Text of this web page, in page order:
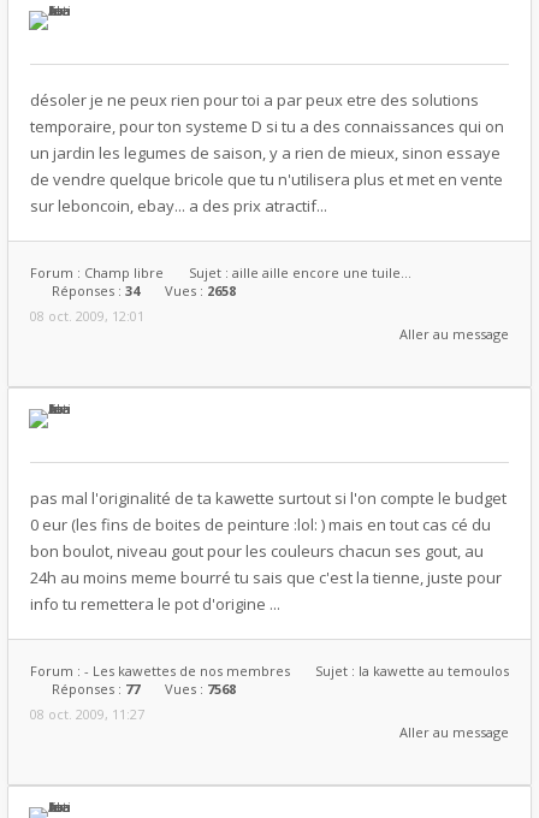
désoler je ne peux rien pour toi a par peux etre des solutions
temporaire, pour ton systeme D si tu a des connaissances qui on
un jardin les legumes de saison, y a rien de mieux, sinon essaye
de vendre quelque bricole que tu n'utilisera plus et met en vente
sur leboncoin, ebay... a des prix atractif...
Forum : Champ libre Sujet : aille aille encore une tuile...
Réponses : 34 Vues : 2658
08 oct. 2009, 12:01
Aller au message
pas mal l'originalité de ta kawette surtout si l'on compte le budget
0 eur (les fins de boites de peinture :lol: ) mais en tout cas cé du
bon boulot, niveau gout pour les couleurs chacun ses gout, au
24h au moins meme bourré tu sais que c'est la tienne, juste pour
info tu remettera le pot d'origine ...
Forum : - Les kawettes de nos membres Sujet : la kawette au temoulos
Réponses : 77 Vues : 7568
08 oct. 2009, 11:27
Aller au message